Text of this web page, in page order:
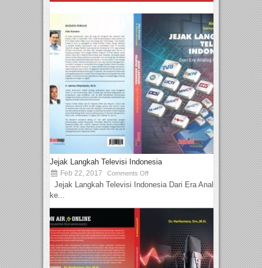
Jejak Langkah Televisi Indonesia
Feb 22, 2017 Comments Off
Jejak Langkah Televisi Indonesia Dari Era Analog
ke...